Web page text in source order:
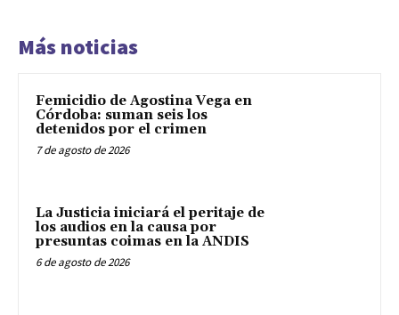
Más noticias
Femicidio de Agostina Vega en
Córdoba: suman seis los
detenidos por el crimen
7 de agosto de 2026
La Justicia iniciará el peritaje de
los audios en la causa por
presuntas coimas en la ANDIS
6 de agosto de 2026